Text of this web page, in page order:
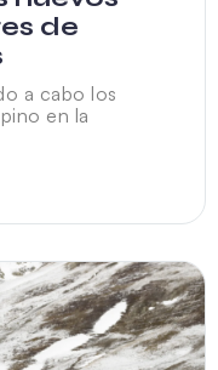
de
a cabo los
en la